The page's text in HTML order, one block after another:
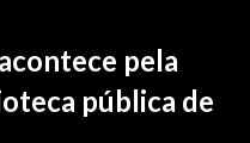
pela
pública de